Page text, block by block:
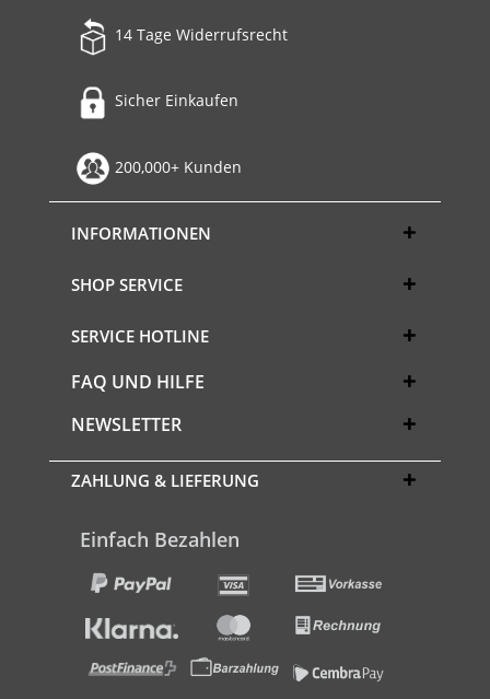
14 Tage Widerrufsrecht
Sicher Einkaufen
200,000+ Kunden
INFORMATIONEN
SHOP SERVICE
SERVICE HOTLINE
FAQ UND HILFE
NEWSLETTER
ZAHLUNG & LIEFERUNG
Einfach Bezahlen